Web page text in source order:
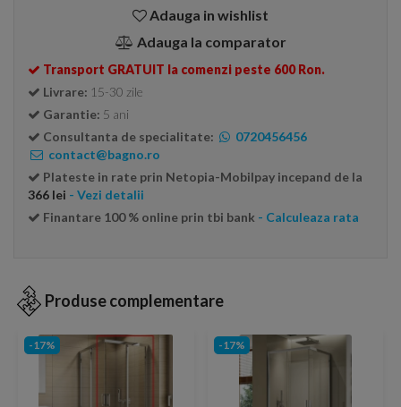
Adauga in wishlist
Adauga la comparator
Transport GRATUIT la comenzi peste 600 Ron.
Livrare: 15-30 zile
Garantie: 5 ani
Consultanta de specialitate:
0720456456
contact@bagno.ro
Plateste in rate prin Netopia-Mobilpay incepand de la
366 lei - Vezi detalii
Finantare 100 % online prin tbi bank - Calculeaza rata
Produse complementare
-17% -17%